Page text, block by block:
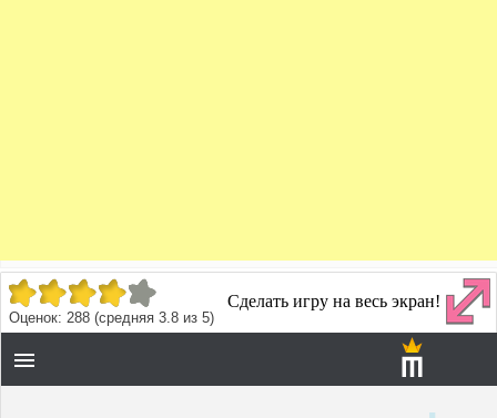
Оценок: 288 (средняя 3.8 из 5)
Сделать игру на весь экран!